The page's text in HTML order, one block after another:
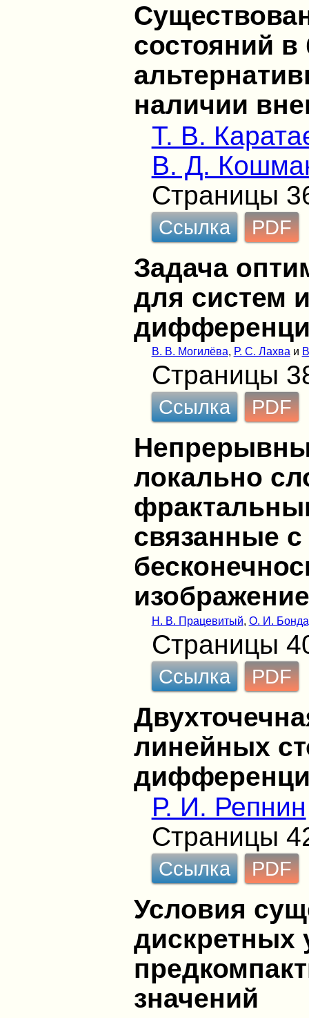
состояний в
наличии
Т. В.
В. Д.
Страницы
Ссылка PDF
Задача
для систем
В. В. Могилёва, Р. С. Лахва и
Страницы
Ссылка PDF
локально
связанные с
Н. В. Працевитый, О. И.
Страницы
Ссылка PDF
линейных
Р. И. Репнин
Страницы
Ссылка PDF
Условия
дискретных
значений